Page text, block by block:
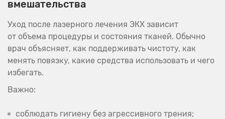
вмешательства
Уход после лазерного лечения ЭКХ зависит
от объема процедуры и состояния тканей. Обычно
врач объясняет, как поддерживать чистоту, как
менять повязку, какие средства использовать и чего
избегать.
Важно:
соблюдать гигиену без агрессивного трения;